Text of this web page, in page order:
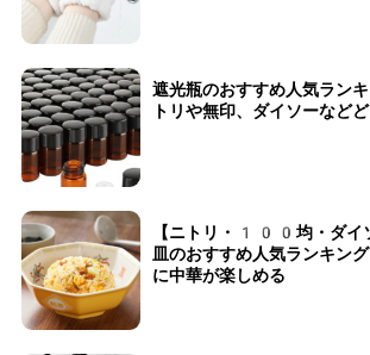
遮光瓶のおすすめ人気ラ
トリや無印、ダイソーなど
【ニトリ・100均・ダイ
皿のおすすめ人気ランキ
に中華が楽しめる